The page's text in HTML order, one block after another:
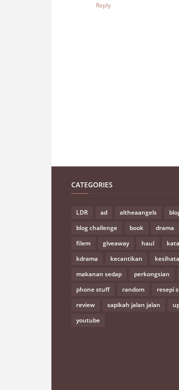
Reply
CATEGORIES
LDR ad altheaangels
blog challenge
book drama
filem
giveaway haul
kdrama
kecantikan
makanan sedap
perkongsian
phone stuff
random
resepi
review
sapikah jalan jalan
youtube